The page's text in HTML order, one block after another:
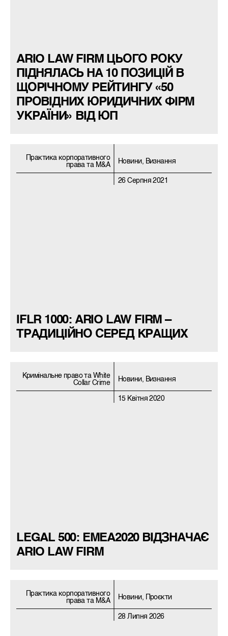
ARIO LAW FIRM ЦЬОГО РОКУ
ПІДНЯЛАСЬ НА 10 ПОЗИЦІЙ В
ЩОРІЧНОМУ РЕЙТИНГУ «50
ПРОВІДНИХ ЮРИДИЧНИХ ФІРМ
УКРАЇНИ» ВІД ЮП
Практика корпоративного
права та M&A
Новини, Визнання
26 Серпня 2021
IFLR 1000: ARIO LAW FIRM –
ТРАДИЦІЙНО СЕРЕД КРАЩИХ
Кримiнальне право та White
Collar Crime
Новини, Визнання
15 Квітня 2020
LEGAL 500: EMEA2020 ВІДЗНАЧАЄ
ARIO LAW FIRM
Практика корпоративного
права та M&A
Новини, Проєкти
28 Липня 2026